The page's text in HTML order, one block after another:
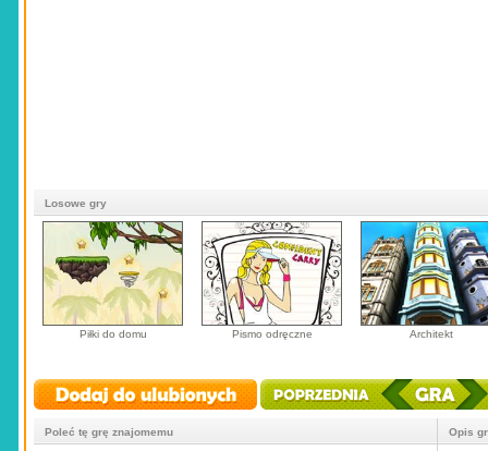
Losowe gry
Piłki do domu Pismo odręczne Architekt
Poleć tę grę znajomemu
Opis